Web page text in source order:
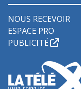
NOUS RECEVOIR
ESPACE PRO
PUBLICITÉ